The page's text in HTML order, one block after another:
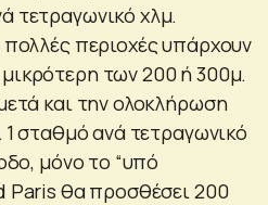
τετραγωνικό χλμ.
περιοχές υπάρχουν
των 200 ή 300μ.
και την ολοκλήρωση
σταθμό ανά τετραγωνικό
μόνο το “υπό
Paris θα προσθέσει 200